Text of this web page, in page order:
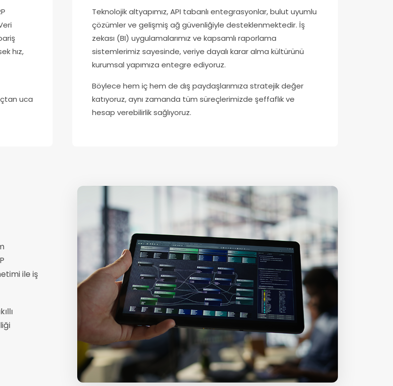
hız,
uca
Teknolojik altyapımız, API tabanlı entegrasyonlar, bulut uyumlu
çözümler ve gelişmiş ağ güvenliğiyle desteklenmektedir. İş
zekası (BI) uygulamalarımız ve kapsamlı raporlama
sistemlerimiz sayesinde, veriye dayalı karar alma kültürünü
kurumsal yapımıza entegre ediyoruz.
Böylece hem iç hem de dış paydaşlarımıza stratejik değer
katıyoruz, aynı zamanda tüm süreçlerimizde şeffaflık ve
hesap verebilirlik sağlıyoruz.
ile iş